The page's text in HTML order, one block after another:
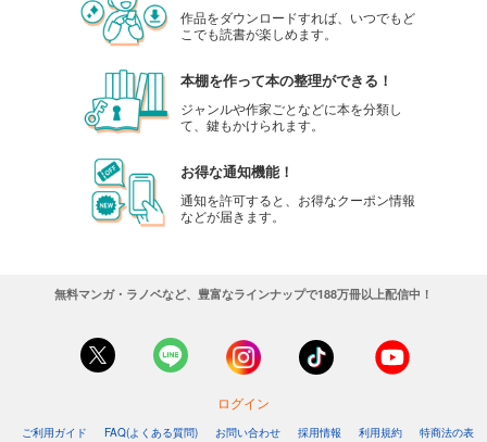
作品をダウンロードすれば、いつでもど
こでも読書が楽しめます。
本棚を作って本の整理ができる！
ジャンルや作家ごとなどに本を分類し
て、鍵もかけられます。
お得な通知機能！
通知を許可すると、お得なクーポン情報
などが届きます。
無料マンガ・ラノベなど、豊富なラインナップで188万冊以上配信中！
ログイン
ご利用ガイド FAQ(よくある質問) お問い合わせ 採用情報 利用規約
特商法の表